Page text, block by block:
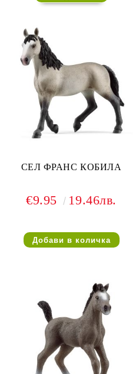
СЕЛ ФРАНС КОБИЛА
€9.95 19.46лв.